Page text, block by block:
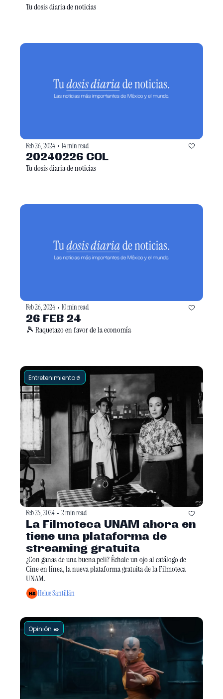
Tu dosis diaria de noticias
Feb 26, 2024 • 14 min read
20240226 COL
Tu dosis diaria de noticias
Feb 26, 2024 • 10 min read
26 FEB 24
🎾 Raquetazo en favor de la economía
Entretenimiento🥤
Feb 25, 2024 • 2 min read
La Filmoteca UNAM ahora en
tiene una plataforma de
streaming gratuita
¿Con ganas de una buena peli? Échale un ojo al catálogo de
Cine en línea, la nueva plataforma gratuita de la Filmoteca
UNAM.
Helue Santillán
Opinión ✒️